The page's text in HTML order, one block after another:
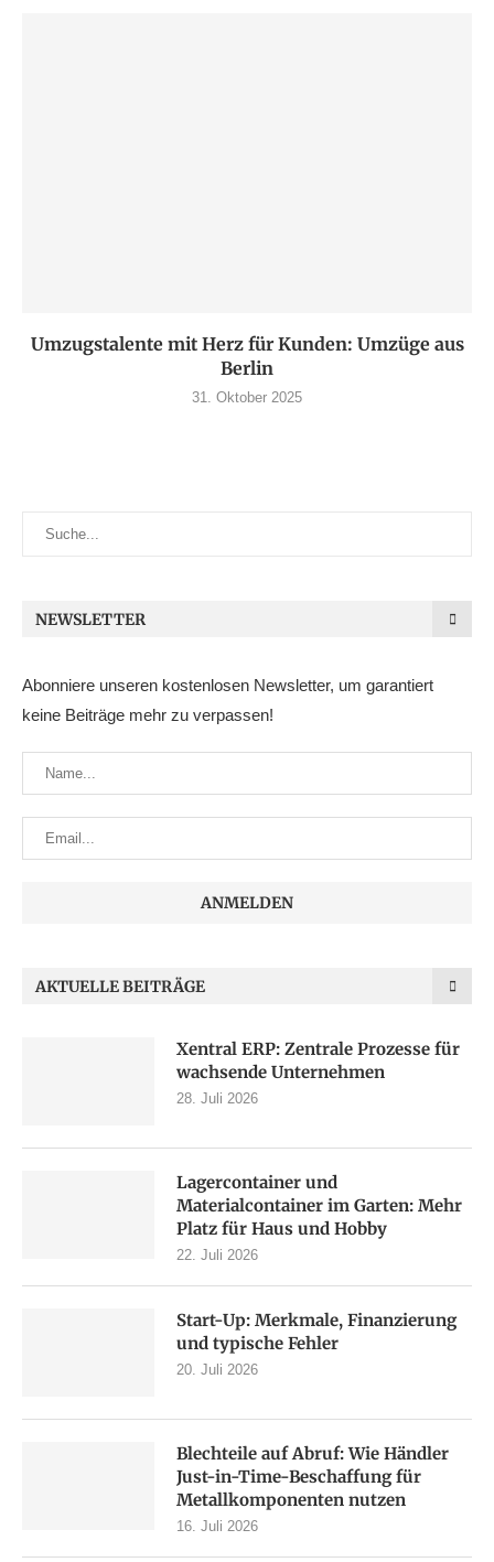
Umzugstalente mit Herz für Kunden: Umzüge aus
Berlin
31. Oktober 2025
NEWSLETTER
Abonniere unseren kostenlosen Newsletter, um garantiert
keine Beiträge mehr zu verpassen!
AKTUELLE BEITRÄGE
Xentral ERP: Zentrale Prozesse für
wachsende Unternehmen
28. Juli 2026
Lagercontainer und
Materialcontainer im Garten: Mehr
Platz für Haus und Hobby
22. Juli 2026
Start-Up: Merkmale, Finanzierung
und typische Fehler
20. Juli 2026
Blechteile auf Abruf: Wie Händler
Just-in-Time-Beschaffung für
Metallkomponenten nutzen
16. Juli 2026